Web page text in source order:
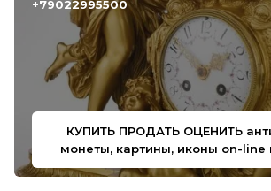
+79022995500
КУПИТЬ ПРОДАТЬ ОЦЕНИТЬ
монеты, картины, иконы on-line